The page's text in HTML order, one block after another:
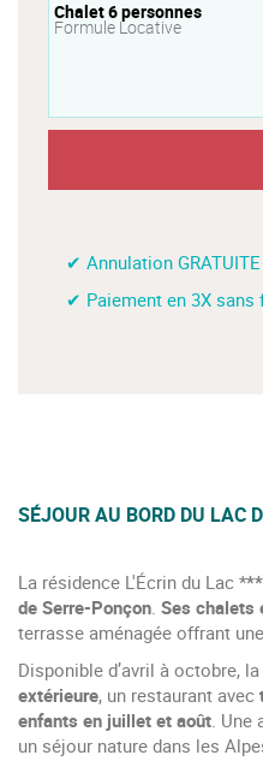
SÉJOUR AU BORD DU LAC
La résidence L'Écrin du Lac ***
de Serre-Ponçon Ses chalets
terrasse aménagée offrant
Disponible d’avril à octobre,
extérieure, un restaurant avec
enfants en juillet et août .
un séjour nature dans les
Chalet 6 personnes
Formule Locative
✔ Annulation
✔ Paiement en 3X sans